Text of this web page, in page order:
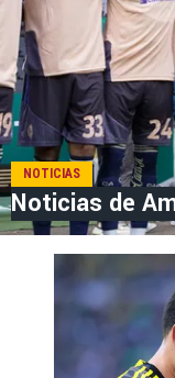
NOTICIAS
Noticias de